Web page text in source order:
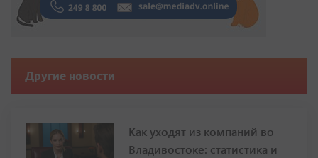
Другие новости
Как уходят из компаний во
Владивостоке: статистика и